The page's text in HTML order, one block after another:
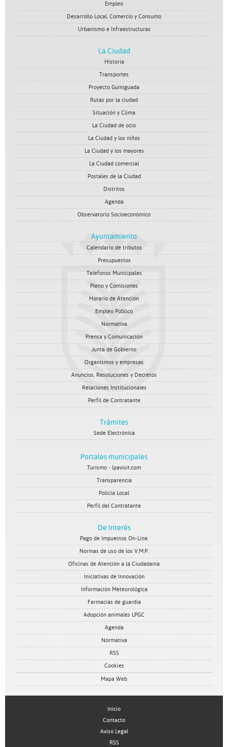
Empleo
Desarrollo Local, Comercio y Consumo
Urbanismo e Infraestructuras
La Ciudad
Historia
Transportes
Proyecto Guiniguada
Rutas por la ciudad
Situación y Clima
La Ciudad de ocio
La Ciudad y los niños
La Ciudad y los mayores
La Ciudad comercial
Postales de la Ciudad
Distritos
Agenda
Observatorio Socioeconómico
Ayuntamiento
Calendario de tributos
Presupuestos
Telefonos Municipales
Pleno y Comisiones
Horario de Atención
Empleo Público
Normativa
Prensa y Comunicacion
Junta de Gobierno
Organismos y empresas
Anuncios, Resoluciones y Decretos
Relaciones Institucionales
Perfil de Contratante
Trámites
Sede Electrónica
Portales municipales
Turismo - lpavisit.com
Transparencia
Policía Local
Perfil del Contratante
De Interés
Pago de Impuestos On-Line.
Normas de uso de los V.M.P.
Oficinas de Atención a la Ciudadanía
Iniciativas de Innovación
Información Meteorológica
Farmacias de guardia
Adopción animales LPGC
Agenda
Normativa
RSS
Cookies
Mapa Web
Inicio
Contacto
Aviso Legal
RSS